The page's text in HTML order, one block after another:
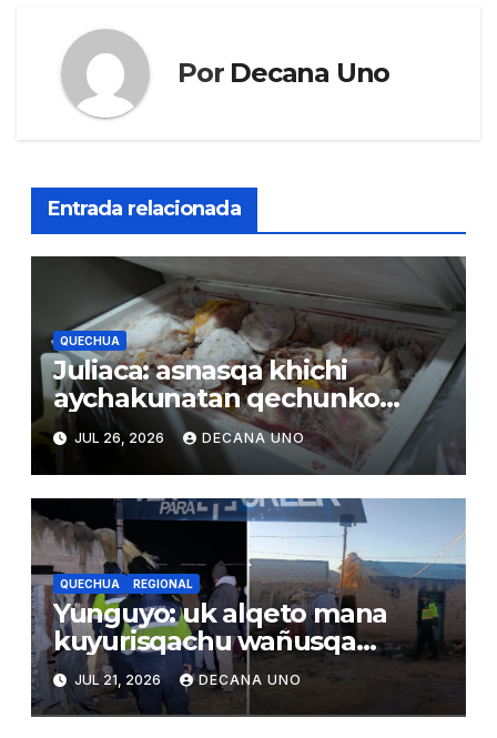
Por Decana Uno
Entrada relacionada
QUECHUA
Juliaca: asnasqa khichi
aychakunatan qechunko
qhatuna wasikunamanta
JUL 26, 2026 DECANA UNO
QUECHUA REGIONAL
Yunguyo: uk alqeto mana
kuyurisqachu wañusqa
uywaqnimpaq larunmanta
JUL 21, 2026 DECANA UNO